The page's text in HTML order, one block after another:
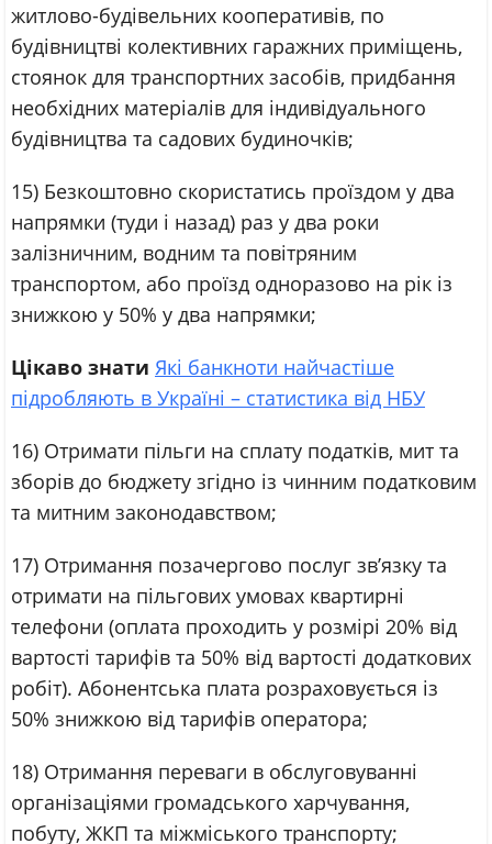
житлово-будівельних кооперативів, по
будівництві колективних гаражних приміщень,
стоянок для транспортних засобів, придбання
необхідних матеріалів для індивідуального
будівництва та садових будиночків;
15) Безкоштовно скористатись проїздом у два
напрямки (туди і назад) раз у два роки
залізничним, водним та повітряним
транспортом, або проїзд одноразово на рік із
знижкою у 50% у два напрямки;
Цікаво знати Які банкноти найчастіше
підробляють в Україні – статистика від НБУ
16) Отримати пільги на сплату податків, мит та
зборів до бюджету згідно із чинним податковим
та митним законодавством;
17) Отримання позачергово послуг зв’язку та
отримати на пільгових умовах квартирні
телефони (оплата проходить у розмірі 20% від
вартості тарифів та 50% від вартості додаткових
робіт). Абонентська плата розраховується із
50% знижкою від тарифів оператора;
18) Отримання переваги в обслуговуванні
організаціями громадського харчування,
побуту, ЖКП та міжміського транспорту;